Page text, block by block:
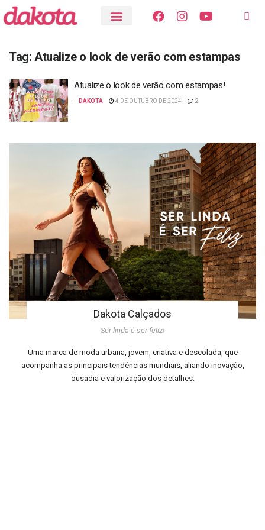
Tag: Atualize o look de verão com estampas
Atualize o look de verão com estampas!
-- DAKOTA 4 DE OUTUBRO DE 2024 2
Dakota Calçados
Ser linda é ser feliz!
Uma marca de moda urbana, jovem, criativa e descolada, que
acompanha as principais tendências mundiais, aliando inovação,
ousadia e valorização dos detalhes.